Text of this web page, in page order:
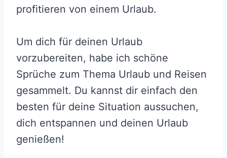
profitieren von einem Urlaub.
Um dich für deinen Urlaub
vorzubereiten, habe ich schöne
Sprüche zum Thema Urlaub und Reisen
gesammelt. Du kannst dir einfach den
besten für deine Situation aussuchen,
dich entspannen und deinen Urlaub
genießen!